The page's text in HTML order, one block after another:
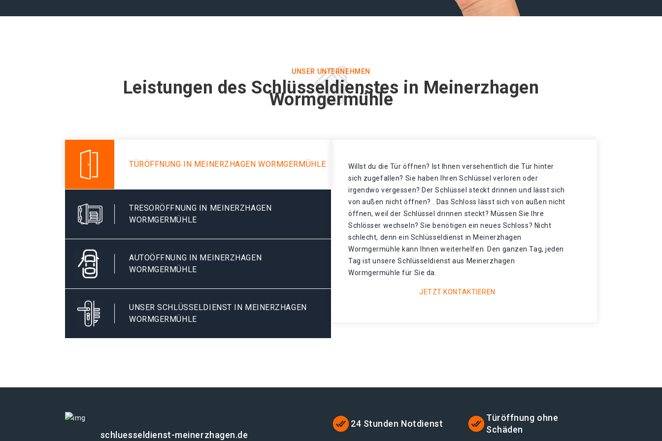
UNSER UNTERNEHMEN
Leistungen des Schlüsseldienstes in Meinerzhagen
Wormgermühle
TÜRÖFFNUNG IN MEINERZHAGEN WORMGERMÜHLE
TRESORÖFFNUNG IN MEINERZHAGEN
WORMGERMÜHLE
AUTOÖFFNUNG IN MEINERZHAGEN
WORMGERMÜHLE
UNSER SCHLÜSSELDIENST IN MEINERZHAGEN
WORMGERMÜHLE
Willst du die Tür öffnen? Ist Ihnen versehentlich die Tür hinter
sich zugefallen? Sie haben Ihren Schlüssel verloren oder
irgendwo vergessen? Der Schlüssel steckt drinnen und lässt sich
von außen nicht öffnen? . Das Schloss lässt sich von außen nicht
öffnen, weil der Schlüssel drinnen steckt? Müssen Sie Ihre
Schlösser wechseln? Sie benötigen ein neues Schloss? Nicht
schlecht, denn ein Schlüsseldienst in Meinerzhagen
Wormgermühle kann Ihnen weiterhelfen. Den ganzen Tag, jeden
Tag ist unsere Schlüsseldienst aus Meinerzhagen
Wormgermühle für Sie da.
JETZT KONTAKTIEREN
schluesseldienst-meinerzhagen.de
24 Stunden Notdienst
Türöffnung ohne
Schäden